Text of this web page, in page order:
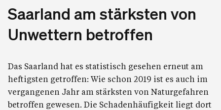
Saarland am stärksten von
Unwettern betroffen
Das Saarland hat es statistisch gesehen erneut am
heftigsten getroffen: Wie schon 2019 ist es auch im
vergangenen Jahr am stärksten von Naturgefahren
betroffen gewesen. Die Schadenhäufigkeit liegt dort